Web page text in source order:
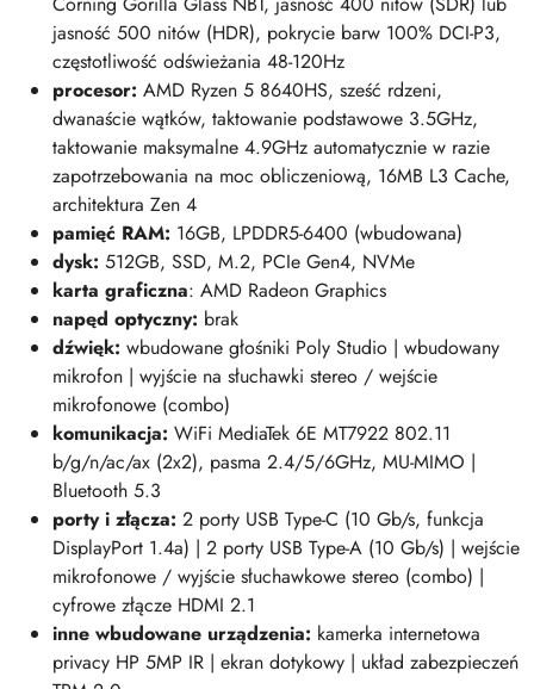
jasność 500 nitów (HDR), pokrycie barw 100% DCI-P3,
częstotliwość odświeżania 48-120Hz
procesor: AMD Ryzen 5 8640HS, sześć rdzeni,
dwanaście wątków, taktowanie podstawowe 3.5GHz,
taktowanie maksymalne 4.9GHz automatycznie w razie
zapotrzebowania na moc obliczeniową, 16MB L3 Cache,
architektura Zen 4
pamięć RAM: 16GB, LPDDR5-6400 (wbudowana)
dysk: 512GB, SSD, M.2, PCIe Gen4, NVMe
karta graficzna: AMD Radeon Graphics
napęd optyczny: brak
dźwięk: wbudowane głośniki Poly Studio | wbudowany
mikrofon | wyjście na słuchawki stereo / wejście
mikrofonowe (combo)
komunikacja: WiFi MediaTek 6E MT7922 802.11
b/g/n/ac/ax (2x2), pasma 2.4/5/6GHz, MU-MIMO |
Bluetooth 5.3
porty i złącza: 2 porty USB Type-C (10 Gb/s, funkcja
DisplayPort 1.4a) | 2 porty USB Type-A (10 Gb/s) | wejście
mikrofonowe / wyjście słuchawkowe stereo (combo) |
cyfrowe złącze HDMI 2.1
inne wbudowane urządzenia: kamerka internetowa
privacy HP 5MP IR | ekran dotykowy | układ zabezpieczeń